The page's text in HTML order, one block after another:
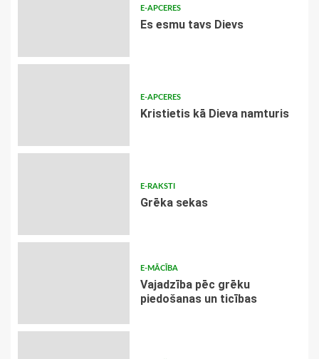
E-APCERES
Es esmu tavs Dievs
E-APCERES
Kristietis kā Dieva namturis
E-RAKSTI
Grēka sekas
E-MĀCĪBA
Vajadzība pēc grēku
piedošanas un ticības